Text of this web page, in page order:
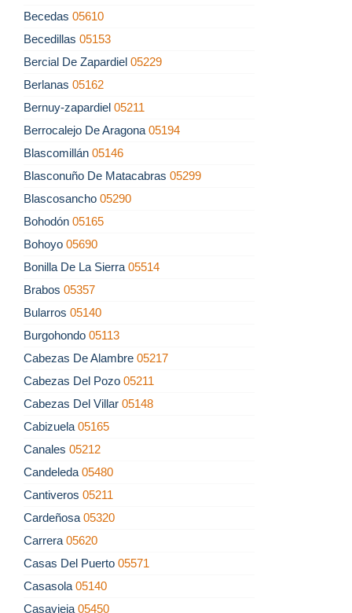
Becedas 05610
Becedillas 05153
Bercial De Zapardiel 05229
Berlanas 05162
Bernuy-zapardiel 05211
Berrocalejo De Aragona 05194
Blascomillán 05146
Blasconuño De Matacabras 05299
Blascosancho 05290
Bohodón 05165
Bohoyo 05690
Bonilla De La Sierra 05514
Brabos 05357
Bularros 05140
Burgohondo 05113
Cabezas De Alambre 05217
Cabezas Del Pozo 05211
Cabezas Del Villar 05148
Cabizuela 05165
Canales 05212
Candeleda 05480
Cantiveros 05211
Cardeñosa 05320
Carrera 05620
Casas Del Puerto 05571
Casasola 05140
Casavieja 05450